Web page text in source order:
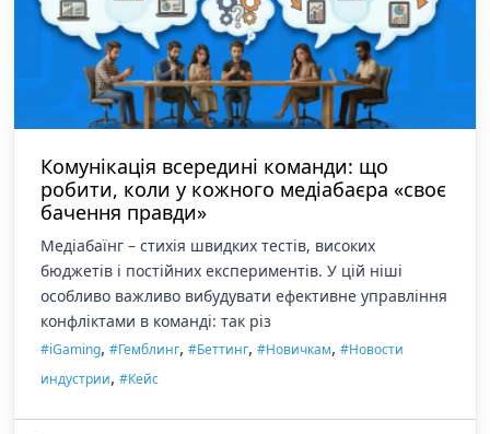
Комунікація всередині команди: що
робити, коли у кожного медіабаєра «своє
бачення правди»
Медіабаїнг – стихія швидких тестів, високих
бюджетів і постійних експериментів. У цій ніші
особливо важливо вибудувати ефективне управління
конфліктами в команді: так різ
#iGaming, #Гемблинг, #Беттинг, #Новичкам, #Новости
индустрии, #Кейс